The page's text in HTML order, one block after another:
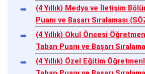
(4 Yıllık) Medya ve İletişim
Puanı ve Başarı Sıralaması
(4 Yıllık) Okul Öncesi
Taban Puanı ve Başarı
(4 Yıllık) Özel Eğitim